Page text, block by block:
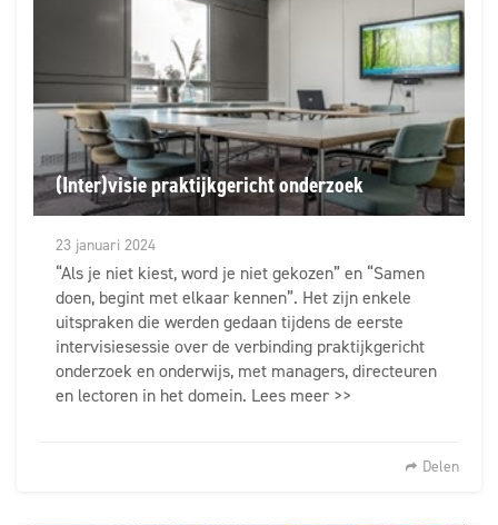
(Inter)visie praktijkgericht onderzoek
23 januari 2024
“Als je niet kiest, word je niet gekozen” en “Samen
doen, begint met elkaar kennen”. Het zijn enkele
uitspraken die werden gedaan tijdens de eerste
intervisiesessie over de verbinding praktijkgericht
onderzoek en onderwijs, met managers, directeuren
en lectoren in het domein. Lees meer >>
Delen